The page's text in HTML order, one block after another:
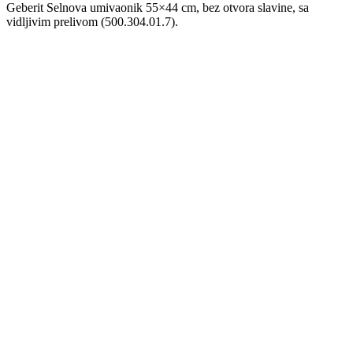
Geberit Selnova umivaonik 55×44 cm, bez otvora slavine, sa
vidljivim prelivom (500.304.01.7).